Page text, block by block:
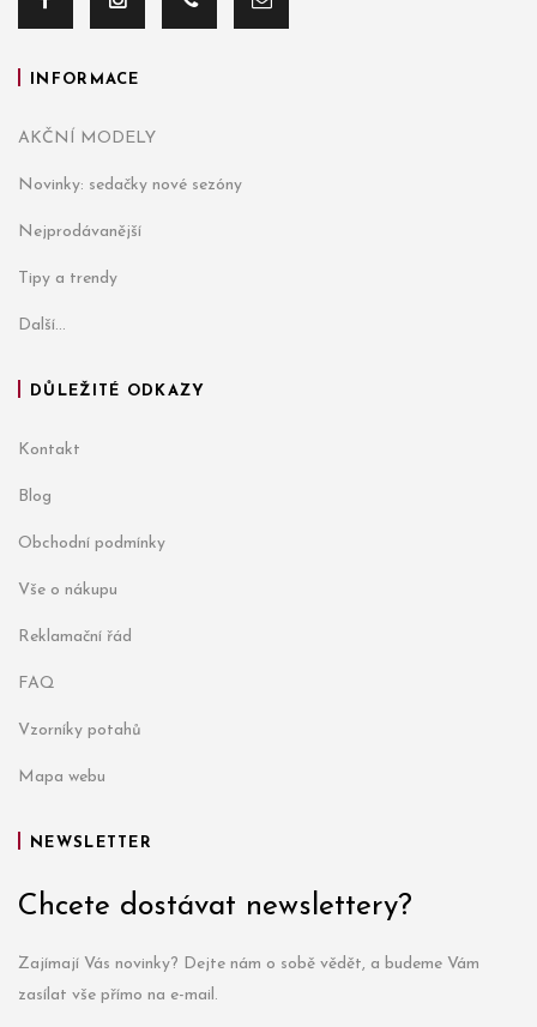
INFORMACE
AKČNÍ MODELY
Novinky: sedačky nové sezóny
Nejprodávanější
Tipy a trendy
Další...
DŮLEŽITÉ ODKAZY
Kontakt
Blog
Obchodní podmínky
Vše o nákupu
Reklamační řád
FAQ
Vzorníky potahů
Mapa webu
NEWSLETTER
Chcete dostávat newslettery?
Zajímají Vás novinky? Dejte nám o sobě vědět, a budeme Vám
zasílat vše přímo na e-mail.